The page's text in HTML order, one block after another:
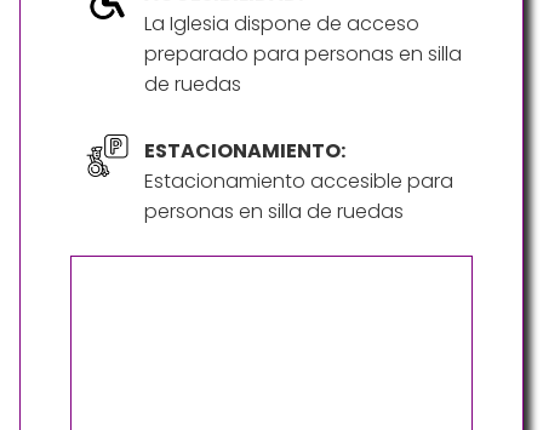
La Iglesia dispone de acceso
preparado para personas en silla
de ruedas
ESTACIONAMIENTO:
Estacionamiento accesible para
personas en silla de ruedas